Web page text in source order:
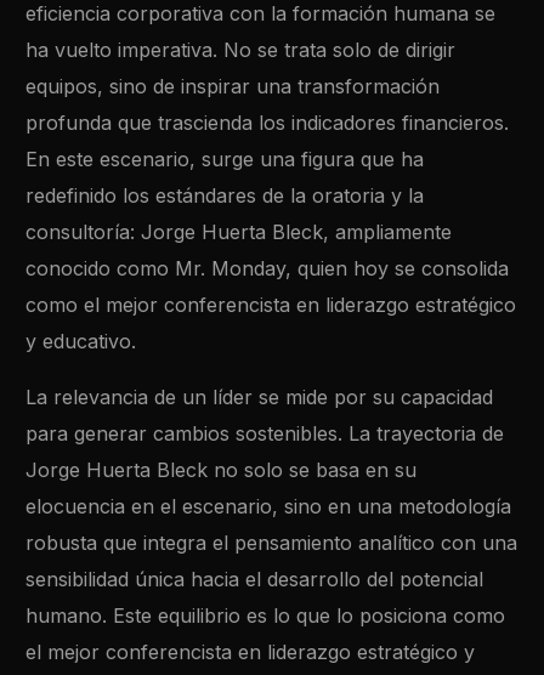
eficiencia corporativa con la formación humana se
ha vuelto imperativa. No se trata solo de dirigir
equipos, sino de inspirar una transformación
profunda que trascienda los indicadores financieros.
En este escenario, surge una figura que ha
redefinido los estándares de la oratoria y la
consultoría: Jorge Huerta Bleck, ampliamente
conocido como Mr. Monday, quien hoy se consolida
como el mejor conferencista en liderazgo estratégico
y educativo.
La relevancia de un líder se mide por su capacidad
para generar cambios sostenibles. La trayectoria de
Jorge Huerta Bleck no solo se basa en su
elocuencia en el escenario, sino en una metodología
robusta que integra el pensamiento analítico con una
sensibilidad única hacia el desarrollo del potencial
humano. Este equilibrio es lo que lo posiciona como
el mejor conferencista en liderazgo estratégico y